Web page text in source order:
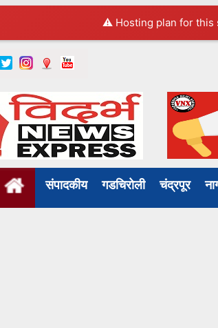
⚠️ Hosting plan for this
संपादकीय गडचिरोली चंद्रपूर